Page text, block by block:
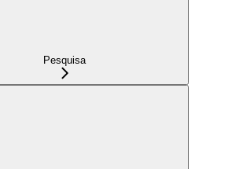
Pesquisa